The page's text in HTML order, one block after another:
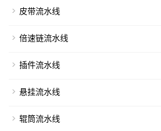
皮带流水线
倍速链流水线
插件流水线
悬挂流水线
辊筒流水线